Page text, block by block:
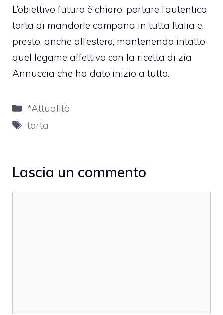
L’obiettivo futuro è chiaro: portare l’autentica
torta di mandorle campana in tutta Italia e,
presto, anche all’estero, mantenendo intatto
quel legame affettivo con la ricetta di zia
Annuccia che ha dato inizio a tutto.
Categorie
*Attualità
Tag
torta
Lascia un commento